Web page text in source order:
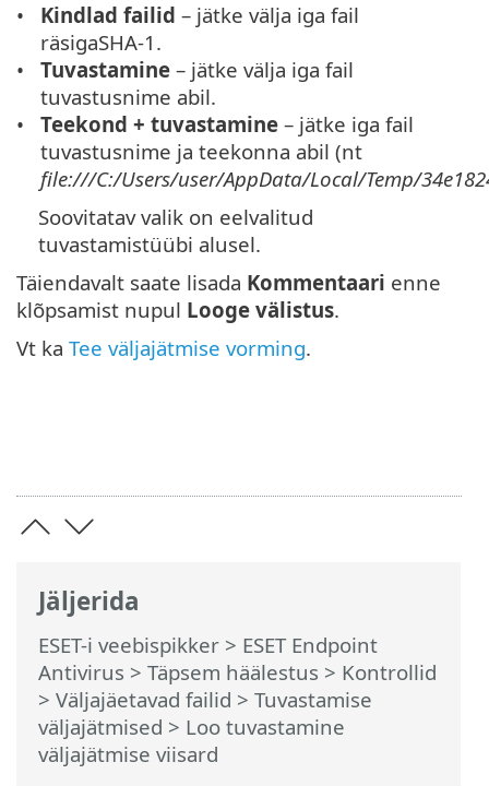
Jäljerida
ESET-i veebispikker > ESET Endpoint
Antivirus > Täpsem häälestus > Kontrollid
> Väljajäetavad failid > Tuvastamise
väljajätmised > Loo tuvastamine
väljajätmise viisard
Kindlad failid – jätke välja iga fail
räsigaSHA-1.
Tuvastamine – jätke välja iga fail
tuvastusnime abil.
Teekond + tuvastamine – jätke iga fail
tuvastusnime ja teekonna abil (nt
file:///C:/Users/user/AppData/Local/Temp/
Soovitatav valik on eelvalitud
tuvastamistüübi alusel.
Täiendavalt saate lisada Kommentaari enne
klõpsamist nupul Looge välistus.
Vt ka Tee väljajätmise vorming.